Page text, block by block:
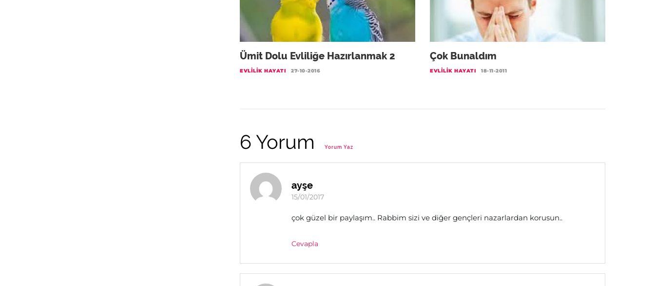
Ümit Dolu Evliliğe Hazırlanmak 2
EVLILIK HAYATI 27-10-2016
Çok Bunaldım
EVLILIK HAYATI 18-11-2011
6 Yorum Yorum Yaz
ayşe
15/01/2017
çok güzel bir paylaşım.. Rabbim sizi ve diğer gençleri nazarlardan korusun..
Cevapla